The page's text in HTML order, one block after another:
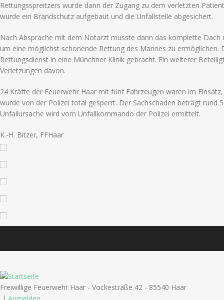
Rettungsspreitzers wurde dann der Zugang zu dem verletzten
wurde ein Brandschutz aufgebaut und die Unfallstelle abgesichert.
Nach Absprache mit dem Notarzt musste dann das komplette Dach
um eine möglichst schonende Rettung des Mannes zu ermöglichen.
Rettungsdienst in eine Münchner Klinik gebracht. Ein weiterer
Verletzungen davon.
24 Kräfte der Feuerwehr Haar mit fünf Fahrzeugen waren im
wurde von der Polizei total gesperrt. Der Sachschaden beträgt rund
Unfallursache wird vom Unfallkommando der Polizei ermittelt.
K.-H. Bitzer, FFHaar
Freiwillige Feuerwehr Haar - Vockestraße 42 - 85540 Haar